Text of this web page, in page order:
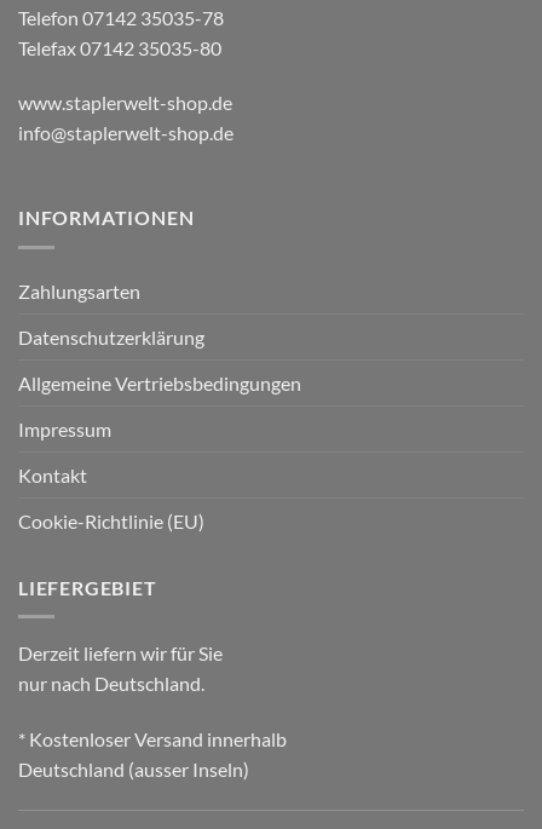
Telefon 07142 35035-78
Telefax 07142 35035-80
www.staplerwelt-shop.de
info@staplerwelt-shop.de
INFORMATIONEN
Zahlungsarten
Datenschutzerklärung
Allgemeine Vertriebsbedingungen
Impressum
Kontakt
Cookie-Richtlinie (EU)
LIEFERGEBIET
Derzeit liefern wir für Sie
nur nach Deutschland.
* Kostenloser Versand innerhalb
Deutschland (ausser Inseln)